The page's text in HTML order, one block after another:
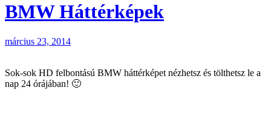
BMW Háttérképek
március 23, 2014
Sok-sok HD felbontású BMW háttérképet nézhetsz és tölthetsz le a
nap 24 órájában! 🙂